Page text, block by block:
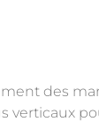
des
verticaux